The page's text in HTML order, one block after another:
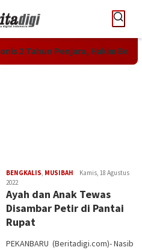
Penjara, Hakim Bebankan
BENGKALIS, MUSIBAH EdiKamis, 18 Agustus
2022
Ayah dan Anak Tewas
Disambar Petir di Pantai
Rupat
PEKANBARU (Beritadigi.com)- Nasib